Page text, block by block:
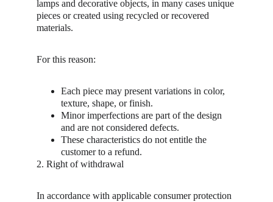
lamps and decorative objects, in many cases unique
pieces or created using recycled or recovered
materials.
For this reason:
Each piece may present variations in color,
texture, shape, or finish.
Minor imperfections are part of the design
and are not considered defects.
These characteristics do not entitle the
customer to a refund.
2. Right of withdrawal
In accordance with applicable consumer protection